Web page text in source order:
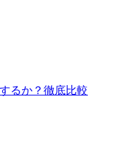
るか？徹底比較